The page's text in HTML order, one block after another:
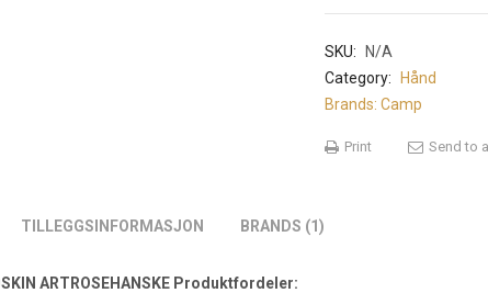
SKU:
N/A
Category:
Hånd
Brands: Camp
Print Send to
TILLEGGSINFORMASJON BRANDS (1)
ARTROSEHANSKE Produktfordeler: